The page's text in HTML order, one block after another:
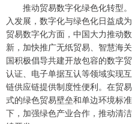
推动贸易数字化绿色化转型。
入发展，数字化与绿色化日益成
贸易数字化方面，中国大力推动
新，加快推广无纸贸易、智慧海
国积极倡导共建开放包容的数字
认证、电子单据互认等领域实现
链供应链提供制度性便利。在贸
式的绿色贸易壁垒和单边环境标
下，加强绿色产业合作，推动清